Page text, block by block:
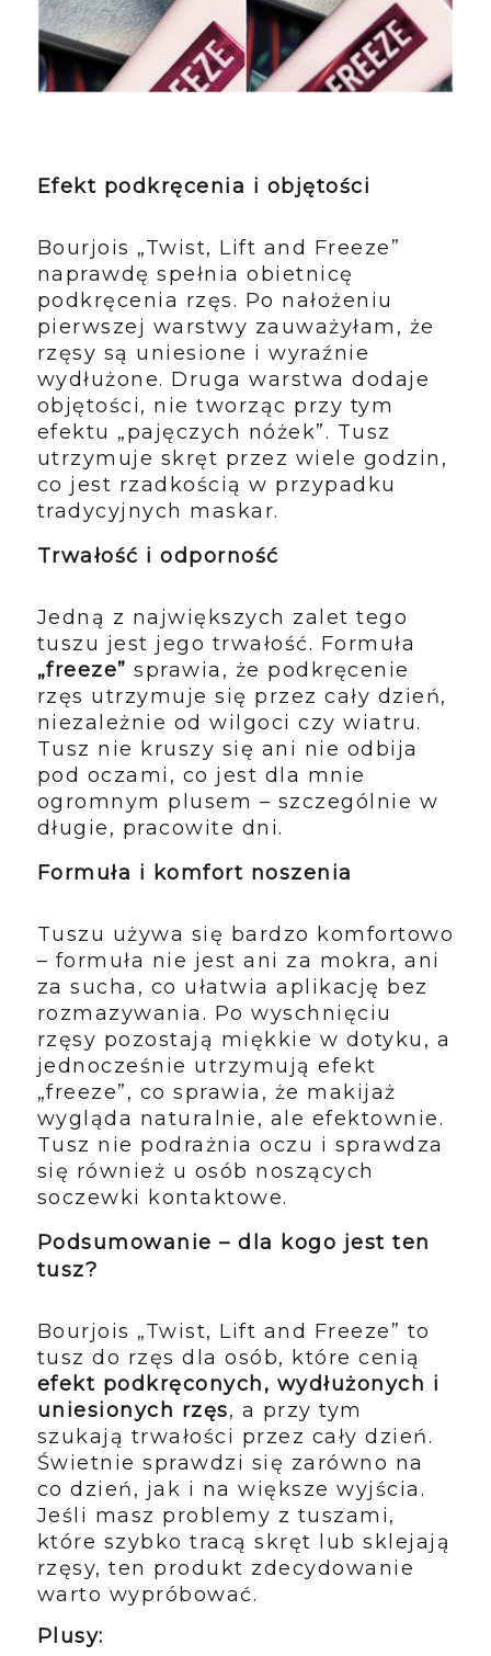
Efekt podkręcenia i objętości
Bourjois „Twist, Lift and Freeze”
naprawdę spełnia obietnicę
podkręcenia rzęs. Po nałożeniu
pierwszej warstwy zauważyłam, że
rzęsy są uniesione i wyraźnie
wydłużone. Druga warstwa dodaje
objętości, nie tworząc przy tym
efektu „pajęczych nóżek”. Tusz
utrzymuje skręt przez wiele godzin,
co jest rzadkością w przypadku
tradycyjnych maskar.
Trwałość i odporność
Jedną z największych zalet tego
tuszu jest jego trwałość. Formuła
„freeze” sprawia, że podkręcenie
rzęs utrzymuje się przez cały dzień,
niezależnie od wilgoci czy wiatru.
Tusz nie kruszy się ani nie odbija
pod oczami, co jest dla mnie
ogromnym plusem – szczególnie w
długie, pracowite dni.
Formuła i komfort noszenia
Tuszu używa się bardzo komfortowo
– formuła nie jest ani za mokra, ani
za sucha, co ułatwia aplikację bez
rozmazywania. Po wyschnięciu
rzęsy pozostają miękkie w dotyku, a
jednocześnie utrzymują efekt
„freeze”, co sprawia, że makijaż
wygląda naturalnie, ale efektownie.
Tusz nie podrażnia oczu i sprawdza
się również u osób noszących
soczewki kontaktowe.
Podsumowanie – dla kogo jest ten
tusz?
Bourjois „Twist, Lift and Freeze” to
tusz do rzęs dla osób, które cenią
efekt podkręconych, wydłużonych i
uniesionych rzęs, a przy tym
szukają trwałości przez cały dzień.
Świetnie sprawdzi się zarówno na
co dzień, jak i na większe wyjścia.
Jeśli masz problemy z tuszami,
które szybko tracą skręt lub sklejają
rzęsy, ten produkt zdecydowanie
warto wypróbować.
Plusy: